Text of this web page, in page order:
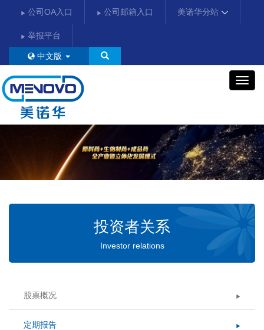
公司OA入口 公司邮箱入口 美诺华分站
举报平台
中文版
美
诺
投资者关系
Investor relations
股票概况
定期报告